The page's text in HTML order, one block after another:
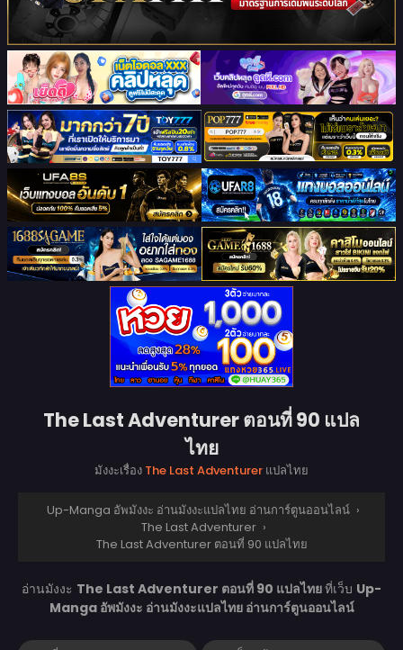
The Last Adventurer ตอนที่ 90 แปล
ไทย
มังงะเรื่อง The Last Adventurer แปลไทย
Up-Manga อัพมังงะ อ่านมังงะแปลไทย อ่านการ์ตูนออนไลน์ ›
The Last Adventurer ›
The Last Adventurer ตอนที่ 90 แปลไทย
อ่านมังงะ The Last Adventurer ตอนที่ 90 แปลไทยที่เว็บ Up-
Manga อัพมังงะ อ่านมังงะแปลไทย อ่านการ์ตูนออนไลน์